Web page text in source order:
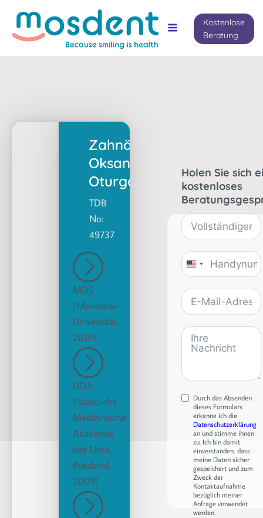
Kostenlose
Beratung
Zahnärztin
Oksana
Oturgan
TDB
No:
49737
MDS
(Marmara-
Universität,
2019)
DDS
(Staatliche
Medizinische
Akademie
des Urals,
Russland,
2009)
Holen Sie sich
kostenloses
United
+1
Durch das Absenden
dieses Formulars
erkenne ich die
Datenschutzerklärung
an und stimme ihnen
zu. Ich bin damit
einverstanden, dass
meine Daten sicher
gespeichert und zum
Zweck der
Kontaktaufnahme
bezüglich meiner
Anfrage verwendet
werden.